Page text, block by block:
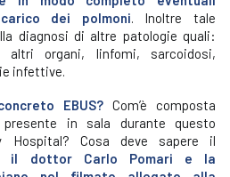
dei polmoni. Inoltre tale
diagnosi di altre patologie quali:
organi, linfomi, sarcoidosi,
infettive.
EBUS? Com’è composta
presente in sala durante questo
Hospital? Cosa deve sapere il
il dottor Carlo Pomari e la